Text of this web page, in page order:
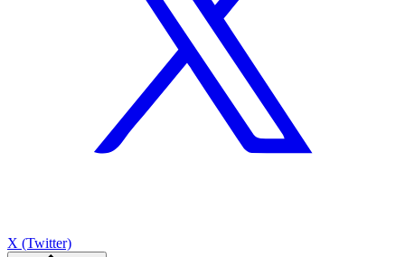
X (Twitter)